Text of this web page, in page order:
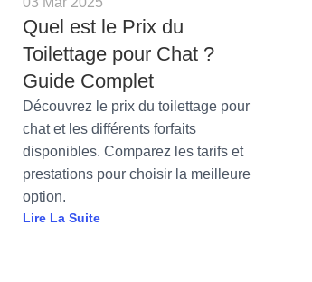
Quel est le Prix du
Toilettage pour Chat ?
Guide Complet
Découvrez le prix du toilettage pour
chat et les différents forfaits
disponibles. Comparez les tarifs et
prestations pour choisir la meilleure
option.
Lire La Suite